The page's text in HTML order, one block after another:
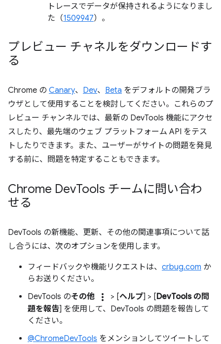
トレースでデータが保持されるようになりまし
た（1509947）。
プレビュー チャネルをダウンロードす
る
Chrome の Canary、 Dev、 Beta をデフォルトの開発ブラ
ウザとして使用することを検討してください。これらのプ
レビュー チャンネルでは、最新の DevTools 機能にアクセ
スしたり、最先端のウェブ プラットフォーム API をテス
トしたりできます。また、ユーザーがサイトの問題を発見
する前に、問題を特定することもできます。
Chrome DevTools チームに問い合わ
せる
DevTools の新機能、更新、その他の関連事項について話
し合うには、次のオプションを使用します。
フィードバックや機能リクエストは、 crbug.com か
らお送りください。
DevTools のその他 more_vert > [ヘルプ] > [DevTools の問
題を報告] を使用して、DevTools の問題を報告して
ください。
@ChromeDevTools をメンションしてツイートして